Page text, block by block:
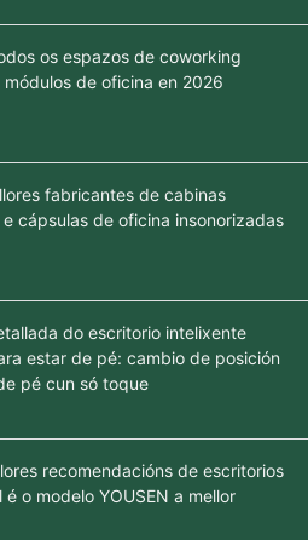
os espazos de coworking
módulos de oficina en 2026
fabricantes de cabinas
cápsulas de oficina insonorizadas
do escritorio intelixente
estar de pé: cambio de posición
pé cun só toque
recomendacións de escritorios
o modelo YOUSEN a mellor